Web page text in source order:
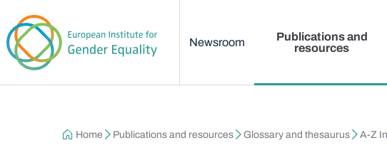
Newsroom
Publications and
resources
Breadcrumb
Home Publications and resources Glossary and thesaurus A-Z